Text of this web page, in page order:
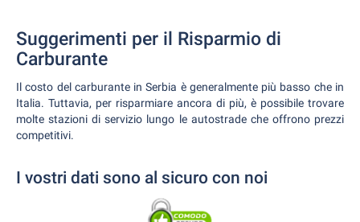
Suggerimenti per il Risparmio di
Carburante
Il costo del carburante in Serbia è generalmente più basso che in
Italia. Tuttavia, per risparmiare ancora di più, è possibile trovare
molte stazioni di servizio lungo le autostrade che offrono prezzi
competitivi.
I vostri dati sono al sicuro con noi